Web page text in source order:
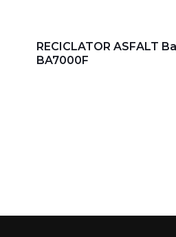
RECICLATOR ASFALT
BA7000F